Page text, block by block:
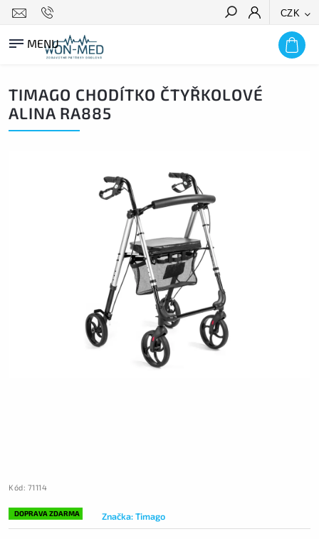
CZK
HLEDAT
TIMAGO CHODÍTKO ČTYŘKOLOVÉ
ALINA RA885
Kód: 71114
DOPRAVA ZDARMA Značka:Timago